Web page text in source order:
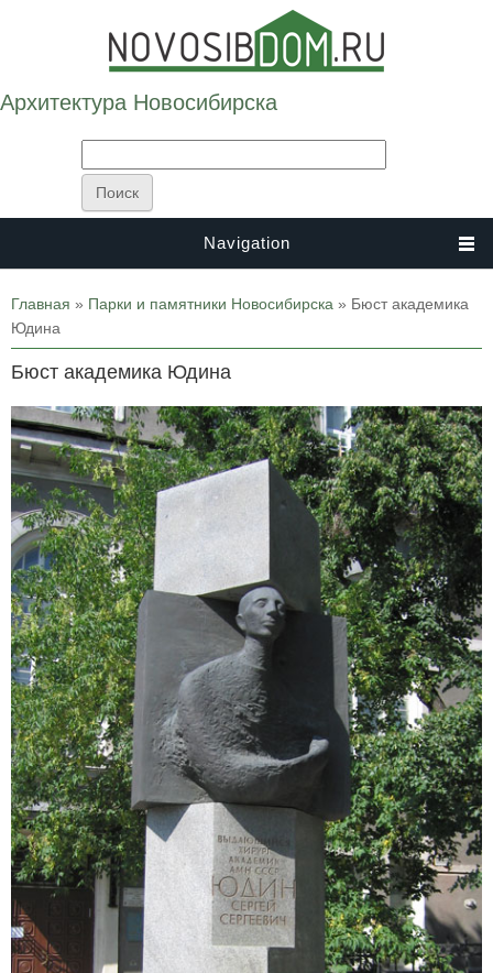
Архитектура Новосибирска
Navigation
Вы здесь
Главная » Парки и памятники Новосибирска » Бюст академика
Юдина
Бюст академика Юдина